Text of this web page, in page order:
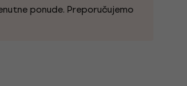
ponude. Preporučujemo